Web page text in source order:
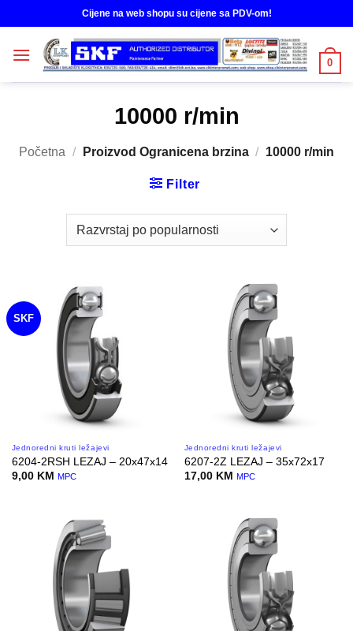
to
content
Cijene na web shopu su cijene sa PDV-om!
0
10000 r/min
Početna / Proizvod Ogranicena brzina / 10000 r/min
Filter
SKF
Jednoredni kruti ležajevi
6204-2RSH LEZAJ – 20x47x14
9,00 KM MPC
Jednoredni kruti ležajevi
6207-2Z LEZAJ – 35x72x17
17,00 KM MPC